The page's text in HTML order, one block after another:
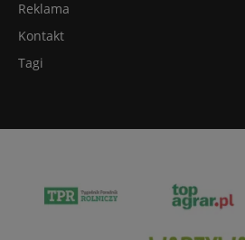
Reklama
Kontakt
Tagi